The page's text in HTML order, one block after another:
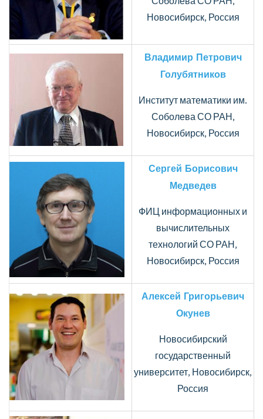
Новосибирск, Россия
Владимир Петрович
Голубятников
Институт математики им.
Соболева СО РАН,
Новосибирск, Россия
Сергей Борисович
Медведев
ФИЦ информационных и
вычислительных
технологий СО РАН,
Новосибирск, Россия
Алексей Григорьевич
Окунев
Новосибирский
государственный
университет, Новосибирск,
Россия